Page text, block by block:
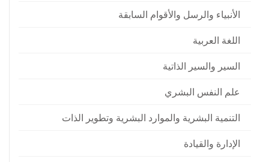
الأنبياء والرسل والأقوام السابقة
اللغة العربية
السير والسير الذاتية
علم النفس البشري
التنمية البشرية والموارد البشرية وتطوير الذات
الإدارة والقيادة